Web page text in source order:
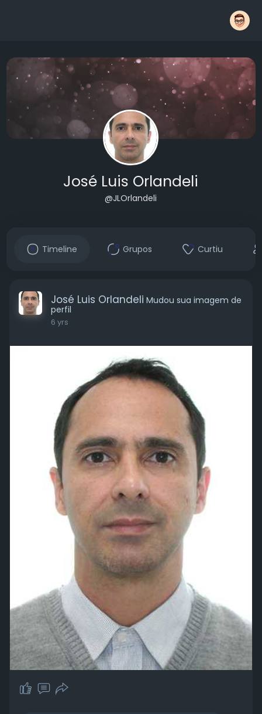
José Luis Orlandeli
@JLOrlandeli
Timeline Grupos Curtiu
José Luis Orlandeli Mudou sua imagem de
perfil
6 yrs